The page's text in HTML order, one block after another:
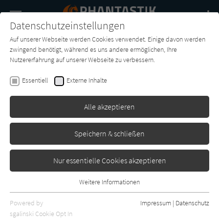
SUCHE
Buch-
Entdecker
Forum Charts
Kenneth J. Harvey
Die Stadt, die das Atmen
Blessing
Datenschutzeinstellungen
Auf unserer Webseite werden Cookies verwendet. Einige davon werden
zwingend benötigt, während es uns andere ermöglichen, Ihre
Nutzererfahrung auf unserer Webseite zu verbessern.
Essentiell Externe Inhalte
Alle akzeptieren
Speichern & schließen
Nur essentielle Cookies akzeptieren
Essentielle Cookies werden für grundlegende Funktionen der
Webseite benötigt. Dadurch ist gewährleistet, dass die Webseite
Weitere Informationen
Powered by
sgalinski Cookie Opt In
Impressum | Datenschutz